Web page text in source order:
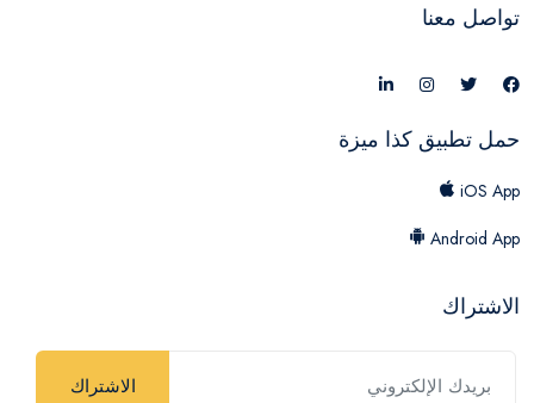
تواصل معنا
حمل تطبيق كذا ميزة
iOS App
Android App
الاشتراك
الاشتراك